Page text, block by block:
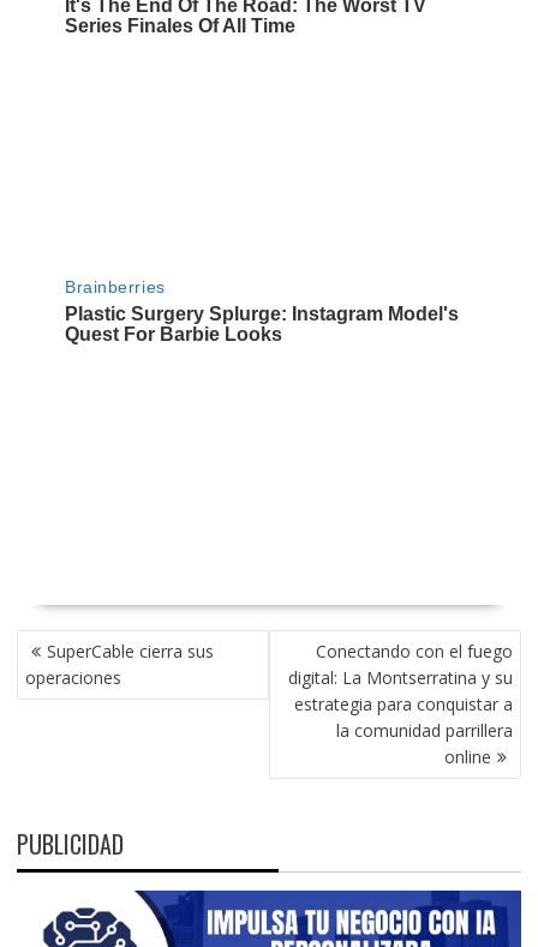
NAVEGACIÓN
DE
ENTRADAS
SuperCable cierra sus
operaciones
Conectando con el fuego
digital: La Montserratina y su
estrategia para conquistar a
la comunidad parrillera
online
PUBLICIDAD